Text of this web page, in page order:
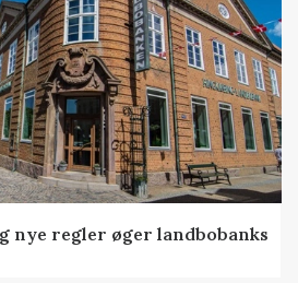
nye regler øger landbobanks